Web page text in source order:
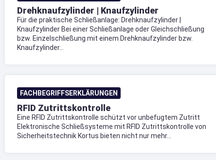
Drehknaufzylinder | Knaufzylinder
Für die praktische Schließanlage: Drehknaufzylinder |
Knaufzylinder Bei einer Schließanlage oder Gleichschließung
bzw. Einzelschließung mit einem Drehknaufzylinder bzw.
Knaufzylinder...
FACHBEGRIFFSERKLÄRUNGEN
RFID Zutrittskontrolle
Eine RFID Zutrittskontrolle schützt vor unbefugtem Zutritt
Elektronische Schließsysteme mit RFID Zutrittskontrolle von
Sicherheitstechnik Kortus bieten nicht nur mehr...